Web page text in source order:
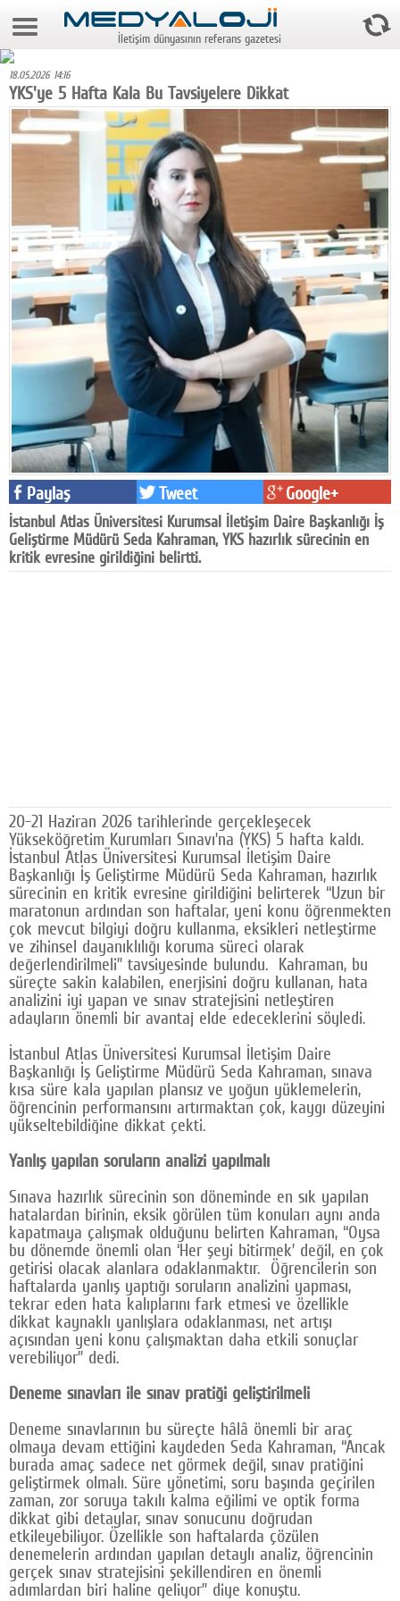
8 Ağustos 2026 3:53:52
Foto Galeri
Video Galeri
Gazeteler
Reyting-tiraj
Teknoloji
Televizyon
Facebook
Diziler
Karikatür
Youtube
Polemik
Google Plus
© 2026 TÜM HAKLARI SAKLIDIR
İletişim dünyasının referans gazetesi
18.05.2026 14:16
YKS'ye 5 Hafta Kala Bu Tavsiyelere Dikkat
Paylaş Tweet Google+
İstanbul Atlas Üniversitesi Kurumsal İletişim Daire Başkanlığı İş
Geliştirme Müdürü Seda Kahraman, YKS hazırlık sürecinin en
kritik evresine girildiğini belirtti.
20-21 Haziran 2026 tarihlerinde gerçekleşecek
Yükseköğretim Kurumları Sınavı’na (YKS) 5 hafta kaldı.
İstanbul Atlas Üniversitesi Kurumsal İletişim Daire
Başkanlığı İş Geliştirme Müdürü Seda Kahraman, hazırlık
sürecinin en kritik evresine girildiğini belirterek “Uzun bir
maratonun ardından son haftalar, yeni konu öğrenmekten
çok mevcut bilgiyi doğru kullanma, eksikleri netleştirme
ve zihinsel dayanıklılığı koruma süreci olarak
değerlendirilmeli” tavsiyesinde bulundu. Kahraman, bu
süreçte sakin kalabilen, enerjisini doğru kullanan, hata
analizini iyi yapan ve sınav stratejisini netleştiren
adayların önemli bir avantaj elde edeceklerini söyledi.
İstanbul Atlas Üniversitesi Kurumsal İletişim Daire
Başkanlığı İş Geliştirme Müdürü Seda Kahraman, sınava
kısa süre kala yapılan plansız ve yoğun yüklemelerin,
öğrencinin performansını artırmaktan çok, kaygı düzeyini
yükseltebildiğine dikkat çekti.
Yanlış yapılan soruların analizi yapılmalı
Sınava hazırlık sürecinin son döneminde en sık yapılan
hatalardan birinin, eksik görülen tüm konuları aynı anda
kapatmaya çalışmak olduğunu belirten Kahraman, “Oysa
bu dönemde önemli olan ‘Her şeyi bitirmek’ değil, en çok
getirisi olacak alanlara odaklanmaktır. Öğrencilerin son
haftalarda yanlış yaptığı soruların analizini yapması,
tekrar eden hata kalıplarını fark etmesi ve özellikle
dikkat kaynaklı yanlışlara odaklanması, net artışı
açısından yeni konu çalışmaktan daha etkili sonuçlar
verebiliyor” dedi.
Deneme sınavları ile sınav pratiği geliştirilmeli
Deneme sınavlarının bu süreçte hâlâ önemli bir araç
olmaya devam ettiğini kaydeden Seda Kahraman, “Ancak
burada amaç sadece net görmek değil, sınav pratiğini
geliştirmek olmalı. Süre yönetimi, soru başında geçirilen
zaman, zor soruya takılı kalma eğilimi ve optik forma
dikkat gibi detaylar, sınav sonucunu doğrudan
etkileyebiliyor. Özellikle son haftalarda çözülen
denemelerin ardından yapılan detaylı analiz, öğrencinin
gerçek sınav stratejisini şekillendiren en önemli
adımlardan biri haline geliyor” diye konuştu.